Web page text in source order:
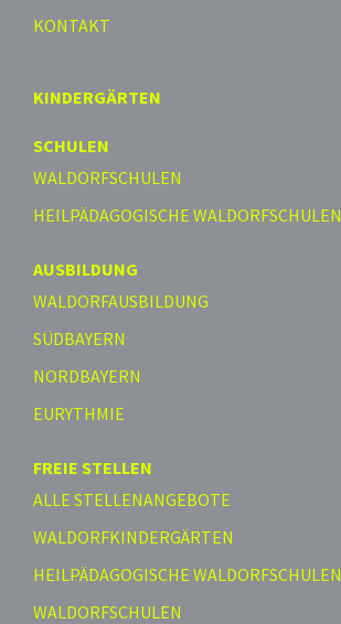
KONTAKT
KINDERGÄRTEN
SCHULEN
WALDORFSCHULEN
HEILPÄDAGOGISCHE WALDORFSCHULEN
AUSBILDUNG
WALDORFAUSBILDUNG
SÜDBAYERN
NORDBAYERN
EURYTHMIE
FREIE STELLEN
ALLE STELLENANGEBOTE
WALDORFKINDERGÄRTEN
HEILPÄDAGOGISCHE WALDORFSCHULEN
WALDORFSCHULEN